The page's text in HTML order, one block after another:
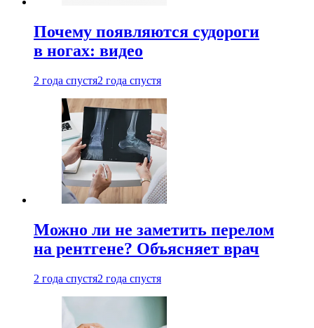
Почему появляются судороги
в ногах: видео
2 года спустя2 года спустя
Можно ли не заметить перелом
на рентгене? Объясняет врач
2 года спустя2 года спустя